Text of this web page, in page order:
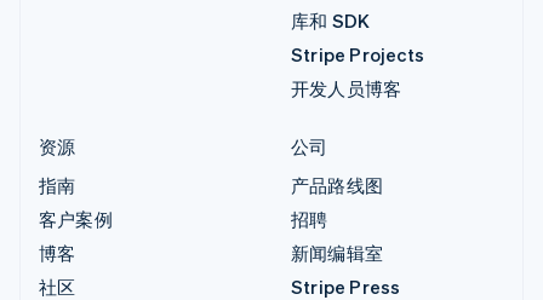
库和 SDK
Stripe Projects
开发人员博客
资源
指南
客户案例
博客
社区
公司
产品路线图
招聘
新闻编辑室
Stripe Press